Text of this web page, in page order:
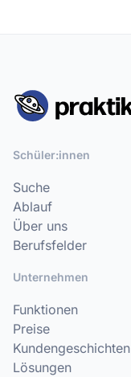
Schüler:innen
Suche
Ablauf
Über uns
Berufsfelder
Unternehmen
Funktionen
Preise
Kundengeschichten
Lösungen